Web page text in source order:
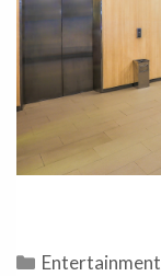
Categories
Entertainment